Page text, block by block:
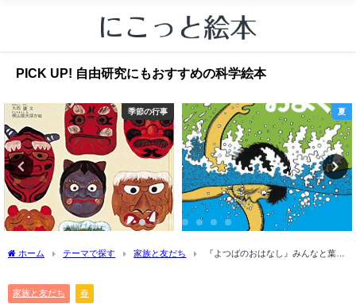
PICK UP! 自由研究にもおすすめの科学絵本
季節の行事 夏
ホーム テーマで探す 家族と友だち
『よつばのおはなし』みんなと葉の
家族と友だち 春